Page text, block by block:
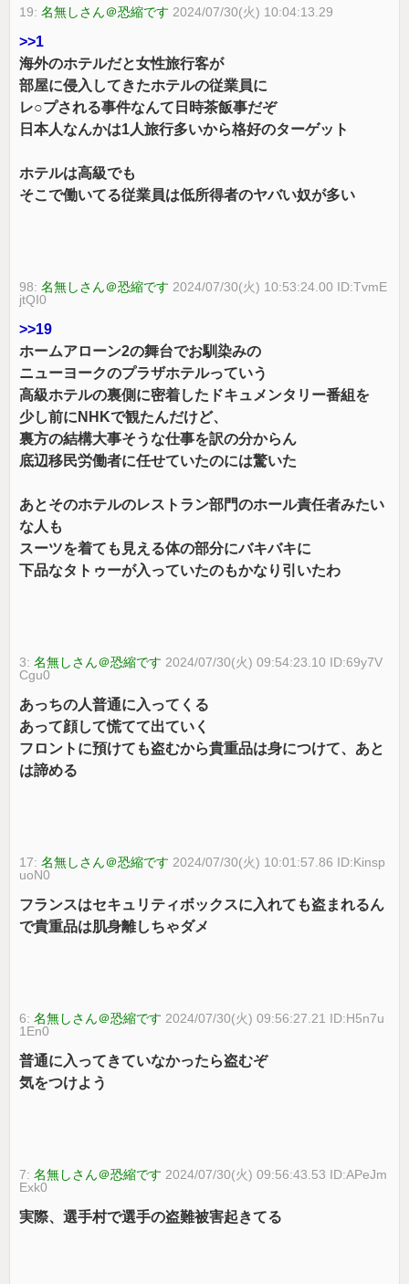
19:名無しさん＠恐縮です 2024/07/30(火) 10:04:13.29
>>1
海外のホテルだと女性旅行客が
部屋に侵入してきたホテルの従業員に
レ○プされる事件なんて日時茶飯事だぞ
日本人なんかは1人旅行多いから格好のターゲット
ホテルは高級でも
そこで働いてる従業員は低所得者のヤバい奴が多い
98:名無しさん＠恐縮です 2024/07/30(火) 10:53:24.00 ID:TvmE
jtQI0
>>19
ホームアローン2の舞台でお馴染みの
ニューヨークのプラザホテルっていう
高級ホテルの裏側に密着したドキュメンタリー番組を
少し前にNHKで観たんだけど、
裏方の結構大事そうな仕事を訳の分からん
底辺移民労働者に任せていたのには驚いた
あとそのホテルのレストラン部門のホール責任者みたい
な人も
スーツを着ても見える体の部分にバキバキに
下品なタトゥーが入っていたのもかなり引いたわ
3:名無しさん＠恐縮です 2024/07/30(火) 09:54:23.10 ID:69y7V
Cgu0
あっちの人普通に入ってくる
あって顔して慌てて出ていく
フロントに預けても盗むから貴重品は身につけて、あと
は諦める
17:名無しさん＠恐縮です 2024/07/30(火) 10:01:57.86 ID:Kinsp
uoN0
フランスはセキュリティボックスに入れても盗まれるん
で貴重品は肌身離しちゃダメ
6:名無しさん＠恐縮です 2024/07/30(火) 09:56:27.21 ID:H5n7u
1En0
普通に入ってきていなかったら盗むぞ
気をつけよう
7:名無しさん＠恐縮です 2024/07/30(火) 09:56:43.53 ID:APeJm
Exk0
実際、選手村で選手の盗難被害起きてる